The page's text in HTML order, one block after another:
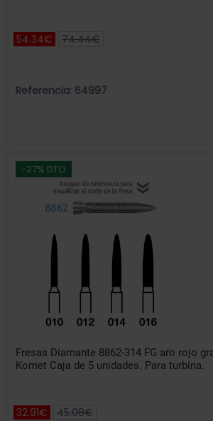
54.34€ 74.44€
Referencia: 64997
-27% DTO
Fresas Diamante 8862-314 FG aro rojo
Komet Caja de 5 unidades. Para turbina.
32.91€ 45.08€